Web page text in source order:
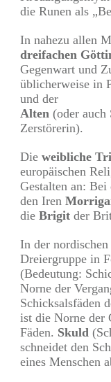
die Runen als
In nahezu allen
dreifachen
Gegenwart und
üblicherweise in
und der
Alten (oder auch
Zerstörerin).
Die weibliche
europäischen
Gestalten an: Bei
den Iren
die Brigit der
In der
Dreiergruppe in
(Bedeutung:
Norne der
Schicksalsfäden
ist die Norne der
Fäden. Skuld
schneidet den
eines Menschen